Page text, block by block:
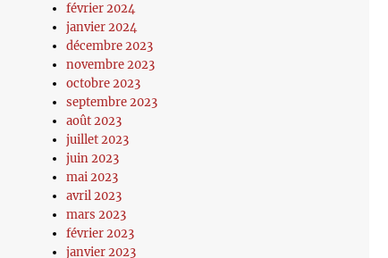
février 2024
janvier 2024
décembre 2023
novembre 2023
octobre 2023
septembre 2023
août 2023
juillet 2023
juin 2023
mai 2023
avril 2023
mars 2023
février 2023
janvier 2023